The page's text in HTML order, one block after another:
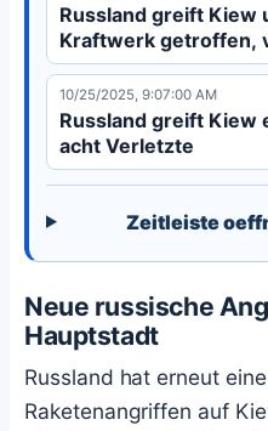
Russland greift Kiew
Kraftwerk getroffen,
10/25/2025, 9:07:00 AM
Russland greift Kiew
acht Verletzte
Zeitleiste
Neue russische
Hauptstadt
Russland hat erneut
Raketenangriffen auf